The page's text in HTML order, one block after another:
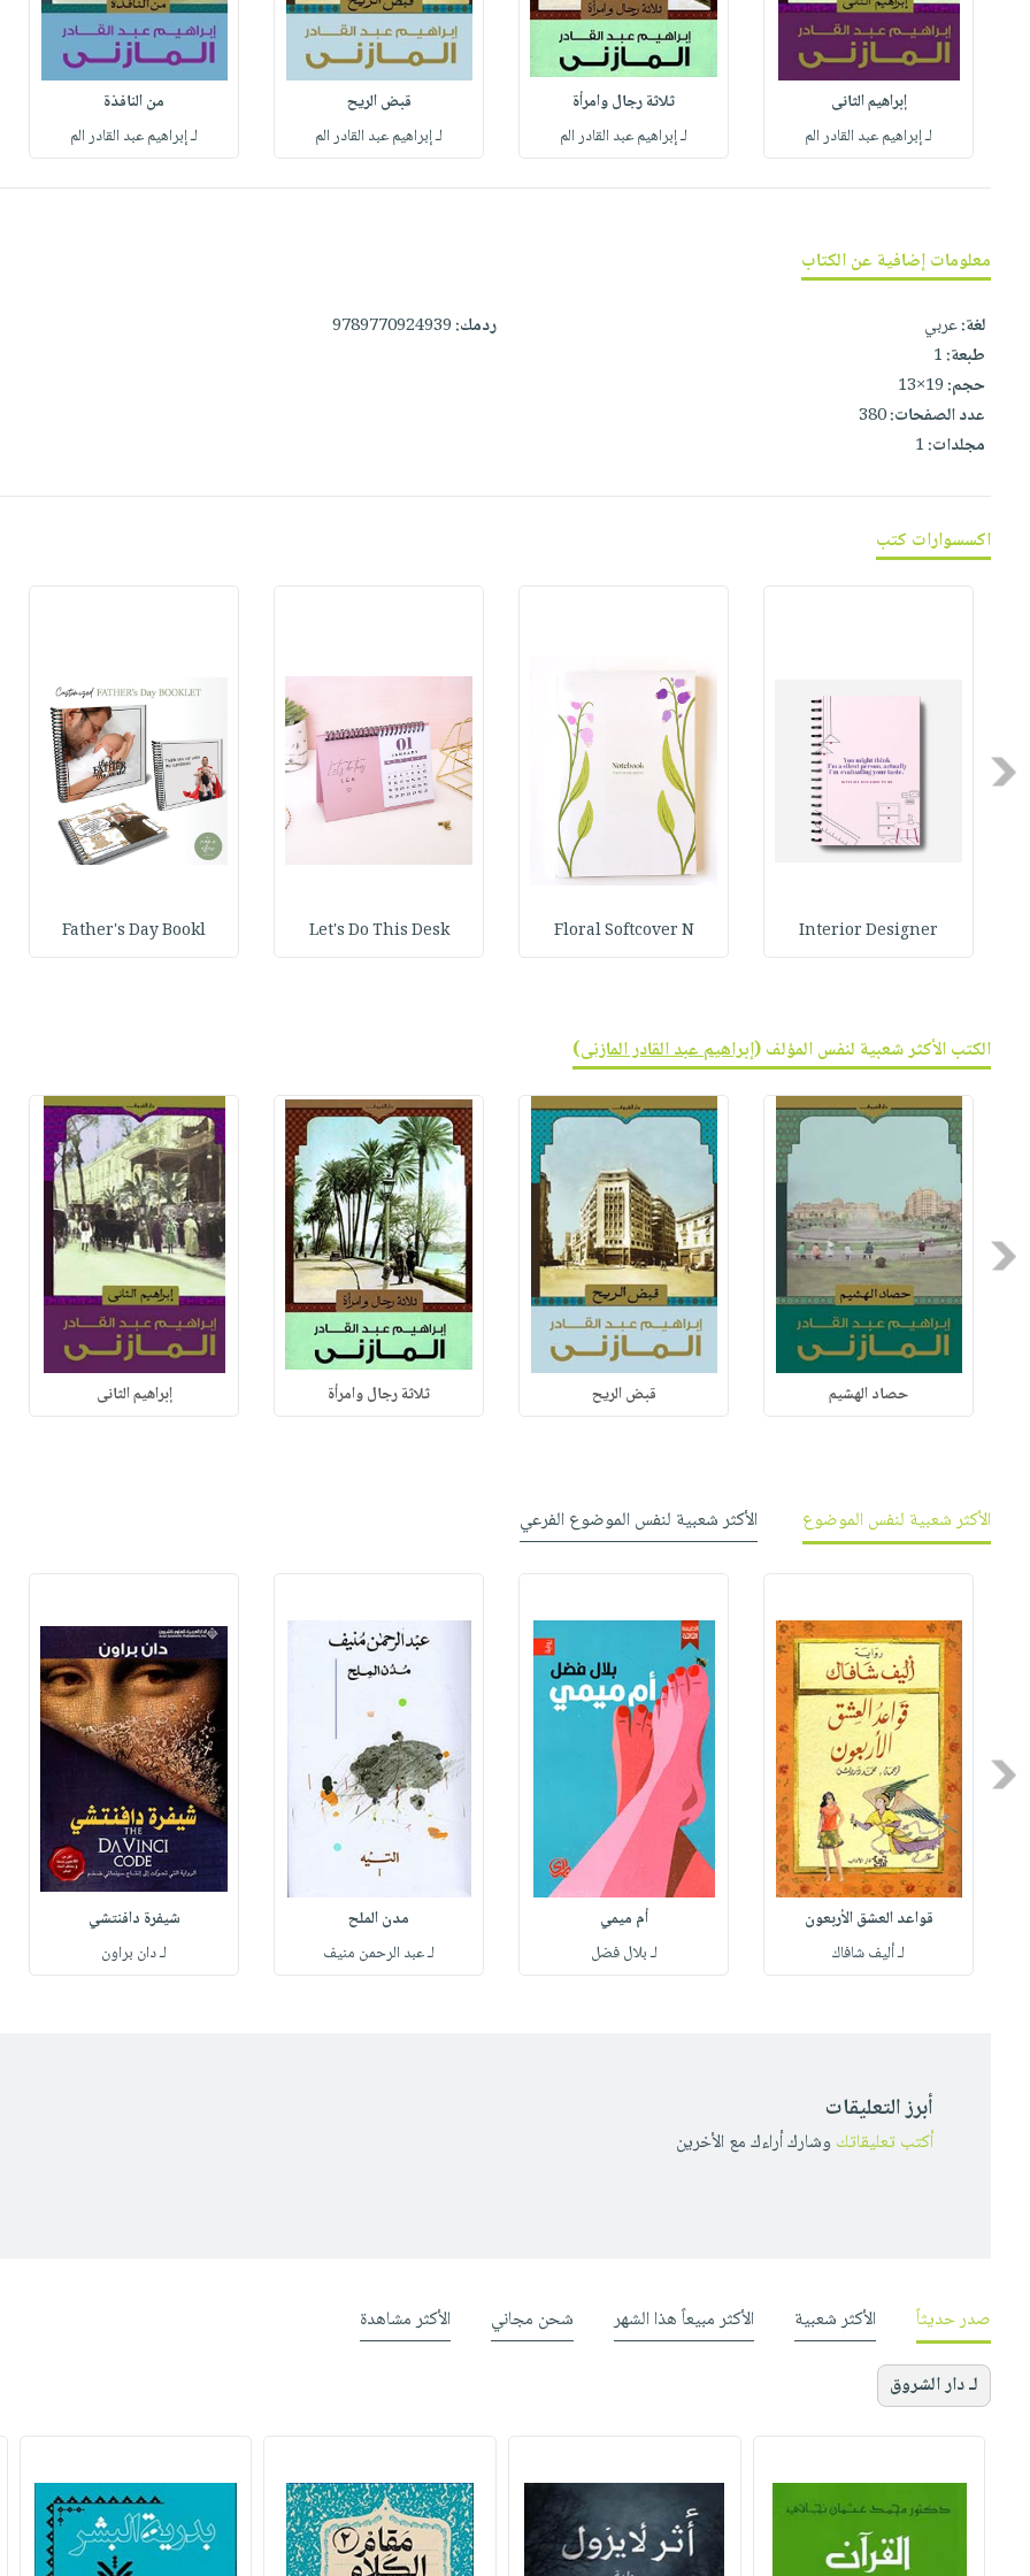
صابون
أطفال
مناسبات
فيديوهات
أسئلة
خدمات
نيل
انشر
كتابك
تواصل
معنا
التسوق
الإصدارات
إبراهيم الثانى
لـ إبراهيم عبد القادر الم
ثلاثة رجال وامرأة
لـ إبراهيم عبد القادر الم
قبض الريح
لـ إبراهيم عبد القادر الم
من النافذة
لـ إبراهيم عبد القادر الم
معلومات إضافية عن الكتاب
لغة:عربي
طبعة:1
حجم:19×13
عدد الصفحات:380
مجلدات:1
ردمك:9789770924939
اكسسوارات كتب
Previous
Interior Designer
Floral Softcover N
Let's Do This Desk
Father's Day Bookl
الكتب الأكثر شعبية لنفس المؤلف (إبراهيم عبد القادر المازنى)
Previous
حصاد الهشيم قبض الريح ثلاثة رجال وامرأة إبراهيم الثانى
الأكثر شعبية لنفس الموضوع الأكثر شعبية لنفس الموضوع الفرعي
Previous
قواعد العشق الأربعون
لـ أليف شافاك
أم ميمي
لـ بلال فضل
مدن الملح
لـ عبد الرحمن منيف
شيفرة دافنتشي
لـ دان براون
أبرز التعليقات
أكتب تعليقاتك وشارك أراءك مع الأخرين
صدر حديثاً الأكثر شعبية الأكثر مبيعاً هذا الشهر شحن مجاني الأكثر مشاهدة
لـ دار الشروق